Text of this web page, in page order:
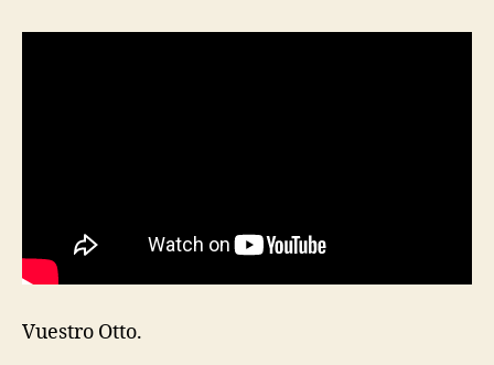
Vuestro Otto.